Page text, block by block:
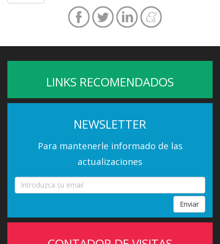
LINKS RECOMENDADOS
NEWSLETTER
Para mantenerle informado de las
actualizaciones
Enviar